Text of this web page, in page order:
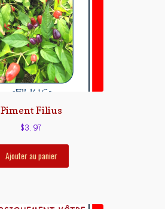
Piment Filius
$3.97
Ajouter au panier